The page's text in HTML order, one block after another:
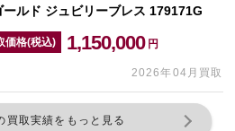
ールド ジュビリーブレス 179171G
価格(税込) 1,150,000 円
2026年04月買取
買取実績をもっと見る